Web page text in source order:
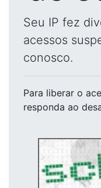
Seu IP fez
acessos
conosco.
Para liberar o
responda ao